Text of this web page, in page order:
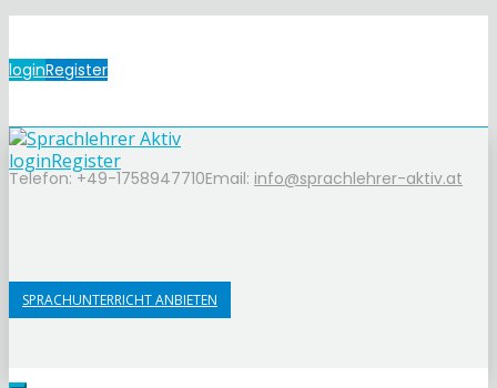
loginRegister
Telefon: +49-1758947710Email: info@sprachlehrer-aktiv.at
loginRegister
SPRACHUNTERRICHT ANBIETEN